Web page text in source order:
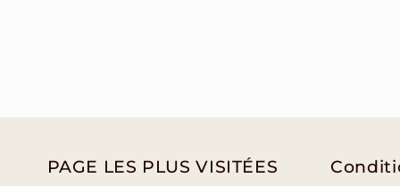
PAGE LES PLUS VISITÉES